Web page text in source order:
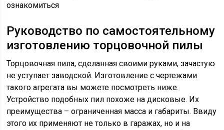
ознакомиться
Руководство по самостоятельному
изготовлению торцовочной пилы
Торцовочная пила, сделанная своими руками, зачастую
не уступает заводской. Изготовление с чертежами
такого агрегата вы можете посмотреть ниже.
Устройство подобных пил похоже на дисковые. Их
преимущества – ограниченная масса и габариты. Ввиду
этого их применяют не только в гаражах, но и на